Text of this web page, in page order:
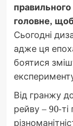
головне,
Сьогодні
адже ця
боятися
Від гранжу
рейву – 90-